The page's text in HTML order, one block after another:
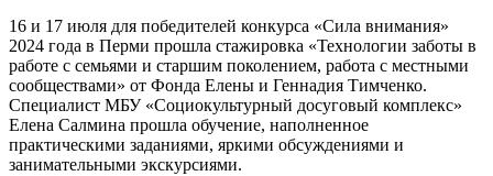
16 и 17 июля для победителей конкурса «Сила внимания»
2024 года в Перми прошла стажировка «Технологии заботы в
работе с семьями и старшим поколением, работа с местными
сообществами» от Фонда Елены и Геннадия Тимченко.
Специалист МБУ «Социокультурный досуговый комплекс»
Елена Салмина прошла обучение, наполненное
практическими заданиями, яркими обсуждениями и
занимательными экскурсиями.